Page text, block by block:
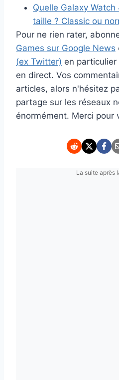
Quelle Galaxy
taille ? Classic ou
Pour ne rien rater,
Games sur Google News
(ex Twitter) en particulier
en direct. Vos
articles, alors n'hésitez
partage sur les réseaux
énormément. Merci pour
La suite après